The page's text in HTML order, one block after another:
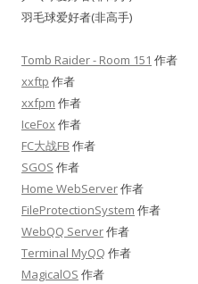
羽毛球爱好者(非高手)
Tomb Raider - Room 151 作者
xxftp 作者
xxfpm 作者
IceFox作者
FC大战FB 作者
SGOS 作者
Home WebServer作者
FileProtectionSystem 作者
WebQQ Server作者
Terminal MyQQ 作者
MagicalOS 作者